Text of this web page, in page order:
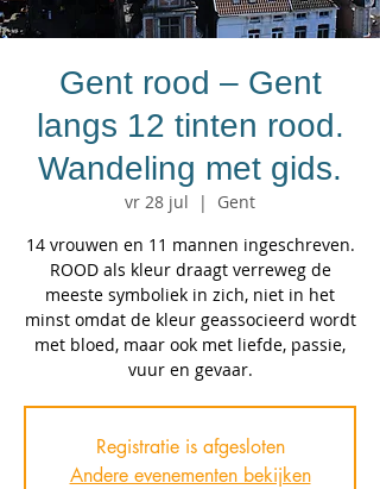
Gent rood – Gent
langs 12 tinten rood.
Wandeling met gids.
vr 28 jul
  |
Gent
14 vrouwen en 11 mannen ingeschreven.
ROOD als kleur draagt verreweg de
meeste symboliek in zich, niet in het
minst omdat de kleur geassocieerd wordt
met bloed, maar ook met liefde, passie,
vuur en gevaar.
Registratie is afgesloten
Andere evenementen bekijken